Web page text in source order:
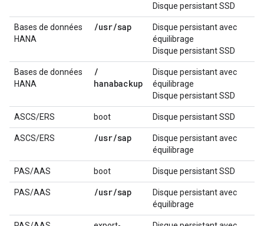
Disque persistant SSD
Bases de données
HANA
/usr/sap
Disque persistant avec
équilibrage
Disque persistant SSD
Bases de données
HANA
/
hanabackup
Disque persistant avec
équilibrage
Disque persistant SSD
ASCS/ERS boot Disque persistant SSD
ASCS/ERS /usr/sap
Disque persistant avec
équilibrage
PAS/AAS boot Disque persistant SSD
PAS/AAS /usr/sap
Disque persistant avec
équilibrage